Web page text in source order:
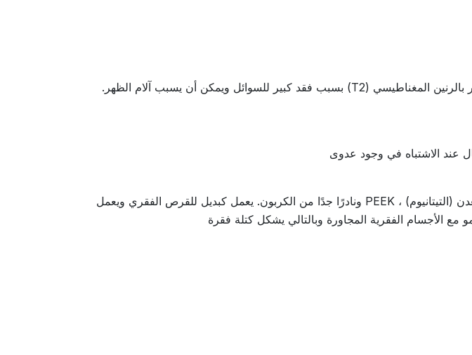
القرص الأسود المزعوم هو قرص ما بين الفقرات يظهر باللون الأسود في صورة التصوير بالرنين المغناطيسي (T2) بسبب فقد كبير للسوائل ويمكن أن يسبب آلام الظهر.
عند الاشتباه في وجود عدوى
القفص عبارة عن غرسة مستقرة. في الوقت الحاضر ، هذه الغرسات مصنوعة من المعدن (التيتانيوم) ، PEEK ونادرًا جدًا من الكربون. يعمل كبديل للقرص الفقري ويعمل
الأجسام الفقرية المجاورة وبالتالي يشكل كتلة فقرة